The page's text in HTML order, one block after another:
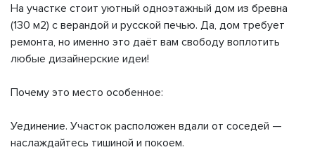
На участке стоит уютный одноэтажный дом из бревна
(130 м2) с верандой и русской печью. Да, дом требует
ремонта, но именно это даёт вам свободу воплотить
любые дизайнерские идеи!
Почему это место особенное:
Уединение. Участок расположен вдали от соседей —
наслаждайтесь тишиной и покоем.